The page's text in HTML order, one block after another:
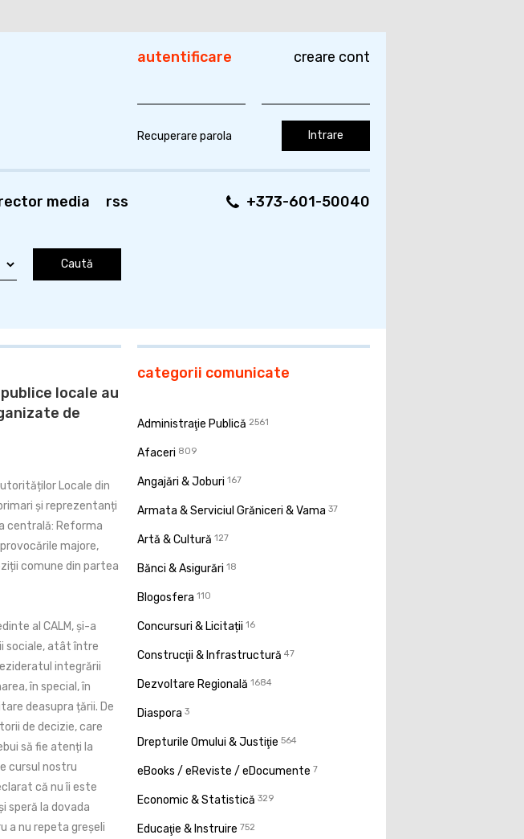
media rss +373-601-50040
autentificare creare cont
Recuperare parola
locale au
de
Locale din
și reprezentanți
centrală: Reforma
majore,
comune din partea
al CALM, și-a
sociale, atât între
integrării
în special, în
deasupra țării. De
de decizie, care
să fie atenți la
cursul nostru
că nu îi este
speră la dovada
a nu repeta greșeli
categorii comunicate
Administraţie Publică 2561
Afaceri 809
Angajări & Joburi 167
Armata & Serviciul Grăniceri & Vama 37
Artă & Cultură 127
Bănci & Asigurări 18
Blogosfera 110
Concursuri & Licitații 16
Construcţii & Infrastructură 47
Dezvoltare Regională 1684
Diaspora 3
Drepturile Omului & Justiţie 564
eBooks / eReviste / eDocumente 7
Economic & Statistică 329
Educaţie & Instruire 752